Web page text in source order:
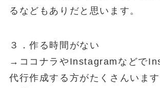
るなどもありだと思います。
３．作る時間がない
→ココナラやInstagramなどで
代行作成する方がたくさんいます